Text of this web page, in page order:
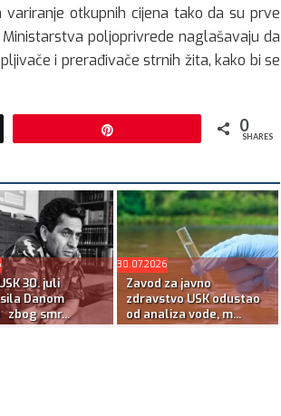
otkupnih cijena tako da su prve
poljoprivrede naglašavaju da
i prerađivače strnih žita, kako bi se
0
SHARES
30. juli
Danom
smr...
30.07.2026
Zavod za javno
zdravstvo USK odustao
od analiza vode, m...